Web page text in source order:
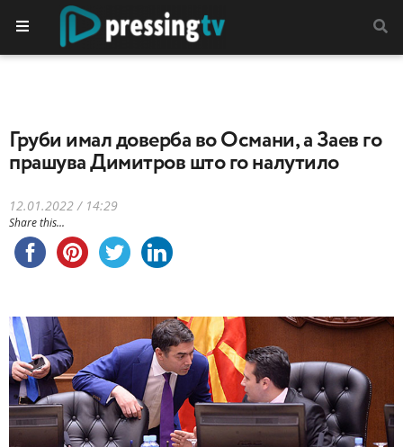
Груби имал доверба во Османи, а Заев го
прашува Димитров што го налутило
12.01.2022 / 14:29
Share this...